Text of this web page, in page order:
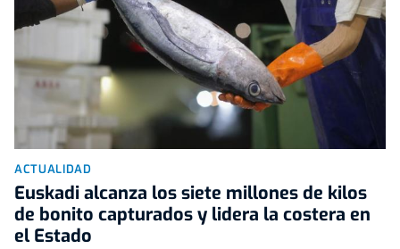
ACTUALIDAD
Euskadi alcanza los siete millones de kilos
de bonito capturados y lidera la costera en
el Estado